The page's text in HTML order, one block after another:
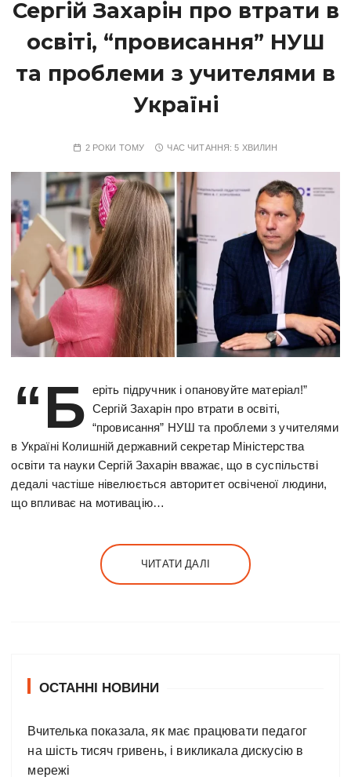
Сергій Захарін про втрати в
освіті, “провисання” НУШ
та проблеми з учителями в
Україні
2 РОКИ ТОМУ ЧАС ЧИТАННЯ:5 ХВИЛИН
“Б еріть підручник і опановуйте матеріал!”
Сергій Захарін про втрати в освіті,
“провисання” НУШ та проблеми з учителями
в Україні Колишній державний секретар Міністерства
освіти та науки Сергій Захарін вважає, що в суспільстві
дедалі частіше нівелюється авторитет освіченої людини,
що впливає на мотивацію…
ЧИТАТИ ДАЛІ
ОСТАННІ НОВИНИ
Вчителька показала, як має працювати педагог
на шість тисяч гривень, і викликала дискусію в
мережі